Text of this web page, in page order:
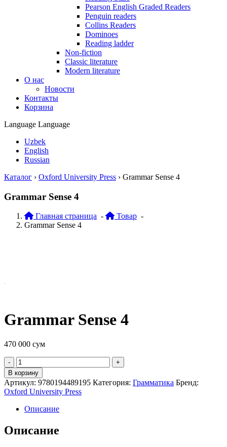
Pearson English Graded Readers
Penguin readers
Collins Readers
Dominoes
Reading ladder
Non-fiction
Classic literature
Modern literature
О нас
Новости
Контакты
Корзина
Language Language
Uzbek
English
Russian
Каталог › Oxford University Press › Grammar Sense 4
Grammar Sense 4
Главная страница - Товар -
Grammar Sense 4
Grammar Sense 4
470 000 сум
Quantity
В корзину
Артикул: 9780194489195 Категория: Грамматика Бренд:
Oxford University Press
Описание
Описание